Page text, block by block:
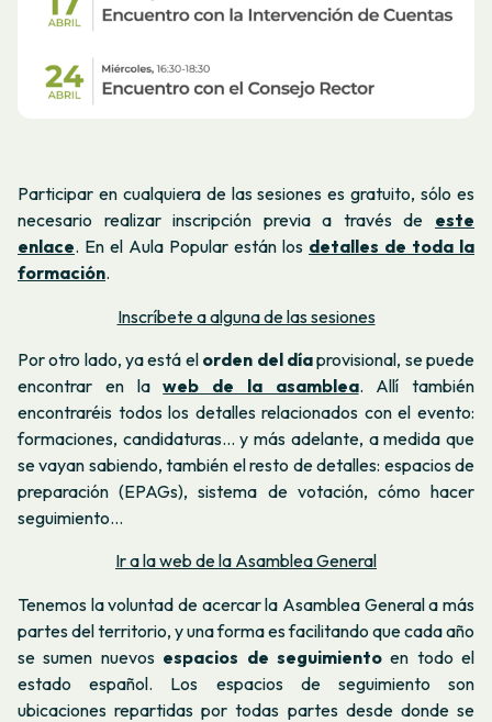
Participar en cualquiera de las sesiones es gratuito, sólo es
necesario realizar inscripción previa a través de este
enlace. En el Aula Popular están los detalles de toda la
formación.
Inscríbete a alguna de las sesiones
Por otro lado, ya está el orden del díaprovisional, se puede
encontrar en laweb de la asamblea. Allí también
encontraréis todos los detalles relacionados con el evento:
formaciones, candidaturas… y más adelante, a medida que
se vayan sabiendo, también el resto de detalles: espacios de
preparación (EPAGs), sistema de votación, cómo hacer
seguimiento…
Ir a la web de la Asamblea General
Tenemos la voluntad de acercar la Asamblea General a más
partes del territorio, y una forma es facilitando que cada año
se sumen nuevos espacios de seguimientoen todo el
estado español. Los espacios de seguimiento son
ubicaciones repartidas por todas partes desde donde se